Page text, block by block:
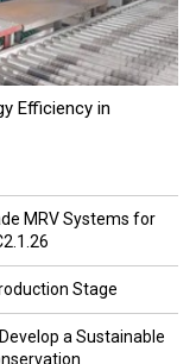
Efficiency in
MRV Systems for
Stage
a Sustainable